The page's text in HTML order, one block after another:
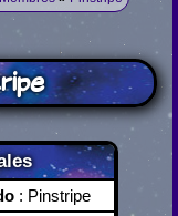
: Pinstripe